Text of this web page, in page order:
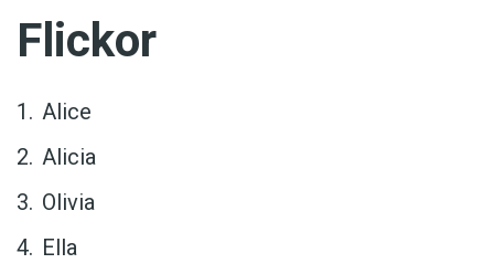
Flickor
Alice
Alicia
Olivia
Ella